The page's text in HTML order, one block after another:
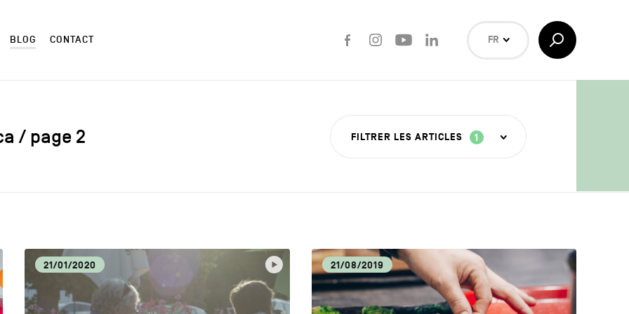
BLOG CONTACT
FacebookInstagramYoutube
FR
EN
Afficher/Masquer
la
Recherche
/ page 2 FILTRER LES ARTICLES 1
AUTRES
CULTURE DÉCOUVERTE
21/01/2020 21/08/2019